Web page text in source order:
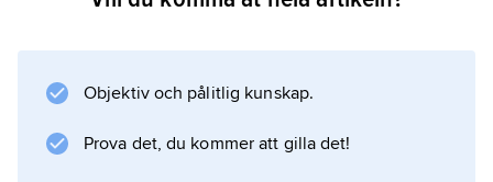
Objektiv och pålitlig kunskap.
Prova det, du kommer att gilla det!